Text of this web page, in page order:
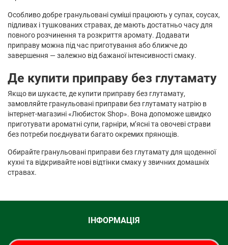
Особливо добре гранульовані суміші працюють у супах, соусах,
підливах і тушкованих стравах, де мають достатньо часу для
повного розчинення та розкриття аромату. Додавати
приправу можна під час приготування або ближче до
завершення — залежно від бажаної інтенсивності смаку.
Де купити приправу без глутамату
Якщо ви шукаєте, де купити приправу без глутамату,
замовляйте гранульовані приправи без глутамату натрію в
інтернет-магазині «Любисток Shop». Вона допоможе швидко
приготувати ароматні супи, гарніри, м’ясні та овочеві страви
без потреби поєднувати багато окремих прянощів.
Обирайте гранульовані приправи без глутамату для щоденної
кухні та відкривайте нові відтінки смаку у звичних домашніх
стравах.
ІНФОРМАЦІЯ